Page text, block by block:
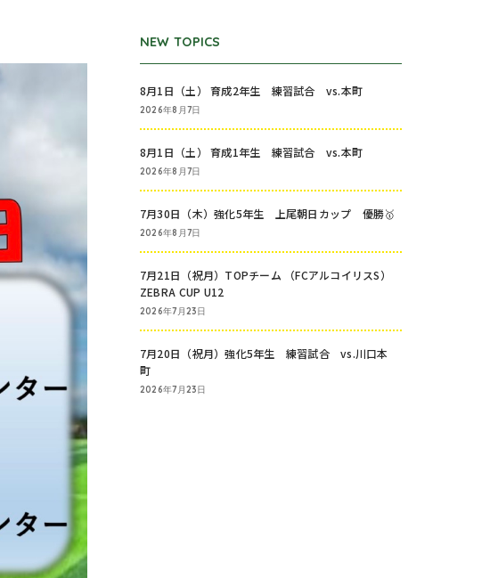
NEW TOPICS
8月1日（土） 育成2年生 練習試合 vs.本町
2026年8月7日
8月1日（土） 育成1年生 練習試合 vs.本町
2026年8月7日
7月30日（木）強化5年生 上尾朝日カップ 優勝🥇
2026年8月7日
7月21日（祝月）TOPチーム （FCアルコイリスS）
ZEBRA CUP U12
2026年7月23日
7月20日（祝月）強化5年生 練習試合 vs.川口本
町
2026年7月23日